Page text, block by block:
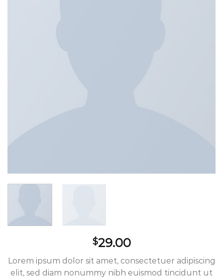
$29.00
Lorem ipsum dolor sit amet, consectetuer adipiscing
elit, sed diam nonummy nibh euismod tincidunt ut